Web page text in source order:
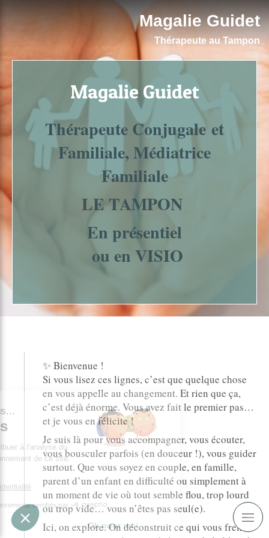
Magalie Guidet
Thérapeute au Tampon
Magalie Guidet
Thérapeute Conjugale et
Familiale, Médiatrice
Familiale
LE TAMPON
En présentiel
ou en VISIO
✨ Bienvenue !
Si vous lisez ces lignes, c’est que quelque chose
en vous appelle au changement. Et rien que ça,
c’est déjà énorme. Vous avez fait le premier pas…
et je vous en félicite !
Je suis là pour vous accompagner, vous écouter,
vous bousculer parfois (en douceur !), vous guider
surtout. Que vous soyez en couple, en famille,
parent d’un enfant en difficulté ou simplement à
un moment de vie où tout semble flou, trop lourd
ou trop vide… vous n’êtes pas seul(e).
Ici, on explore. On déconstruit ce qui vous freine
c'est nous...
Cookies
est de contribuer à l'analyse du
au bon fonctionnement de ce site.
pour vous ?
politique de confidentialité
Consentements certifiés par
Je choisis Ok pour moi